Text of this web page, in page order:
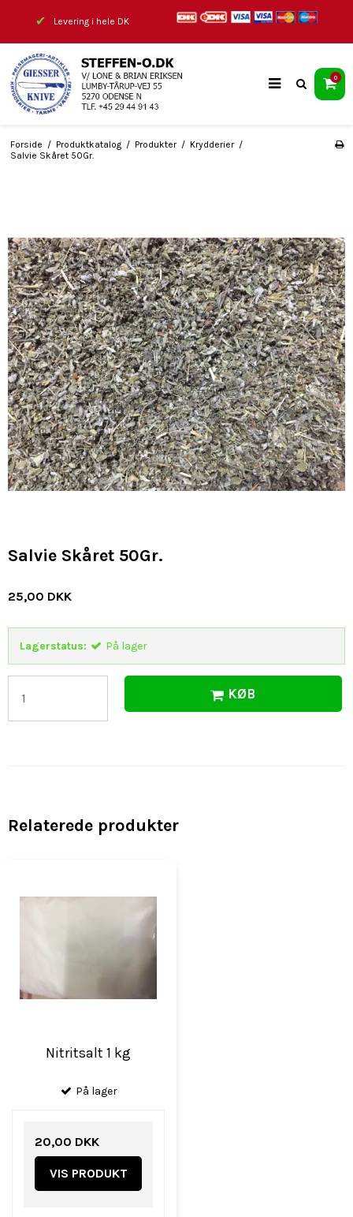
0
Forside / Produktkatalog / Produkter / Krydderier /
Salvie Skåret 50Gr.
✔ Levering i hele DK
Salvie Skåret 50Gr.
25,00 DKK
Lagerstatus: På lager
KØB
Relaterede produkter
Nitritsalt 1 kg
På lager
20,00 DKK
VIS PRODUKT